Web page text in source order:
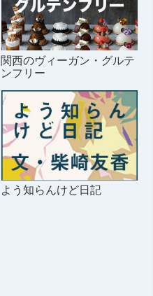
関西のヴィーガン・グルテ
ンフリー
よう知らんけど日記